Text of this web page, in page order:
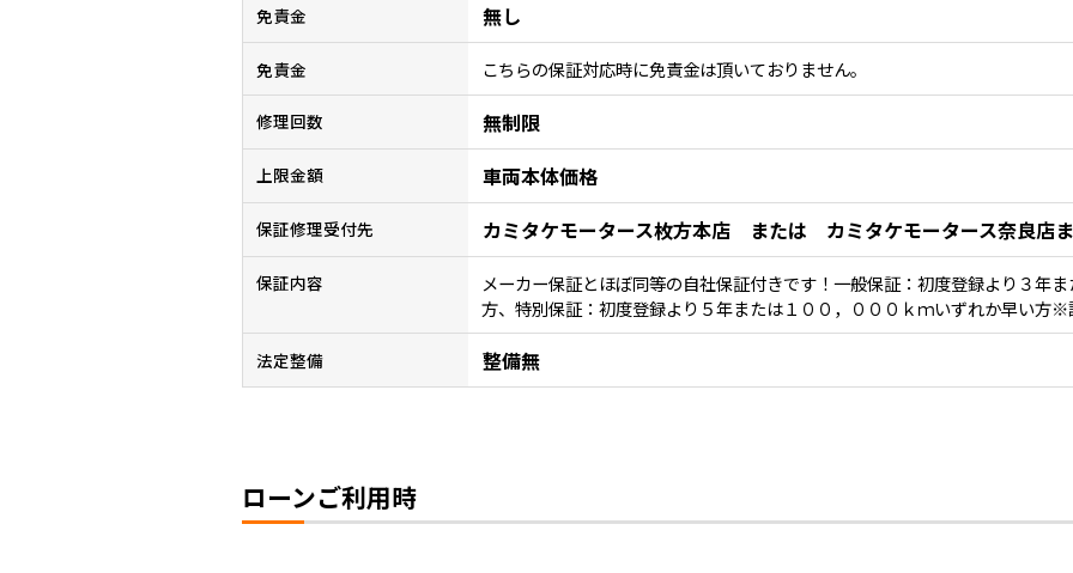
免責金 無し
免責金 こちらの保証対応時に免責金は頂いておりません。
修理回数 無制限
上限金額 車両本体価格
保証修理受付先 カミタケモータース枚方本店 または カミタケモータース奈良店ま
保証内容
メーカー保証とほぼ同等の自社保証付きです！一般保証：初度登録より３年
方、特別保証：初度登録より５年または１００，０００ｋｍいずれか早い方※
法定整備 整備無
ローンご利用時